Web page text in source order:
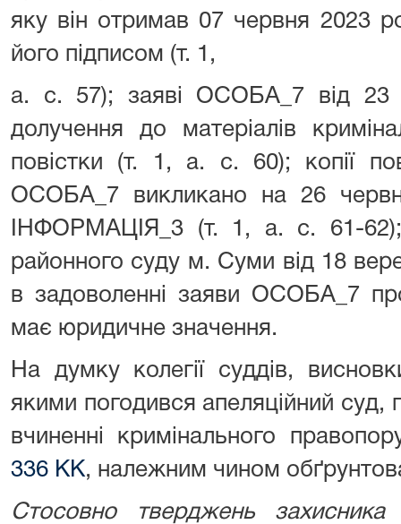
яку він отримав 07 червня 2023
його підписом (т. 1,
а. с. 57); заяві ОСОБА_7 від 23
долучення до матеріалів
повістки (т. 1, а. с. 60); копії
ОСОБА_7 викликано на 26
ІНФОРМАЦІЯ_3 (т. 1, а. с. 61-62);
районного суду м. Суми від 18
в задоволенні заяви ОСОБА_7
має юридичне значення.
На думку колегії суддів,
якими погодився апеляційний
вчиненні кримінального
336 КК, належним чином
Стосовно тверджень захисника